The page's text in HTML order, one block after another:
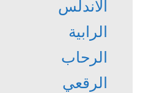
الأندلس
الرابية
الرحاب
الرقعي